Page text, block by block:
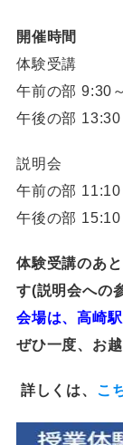
開催時間
体験受講
午前の部 9:30
午後の部
説明会
午前の部
午後の部
体験受講のあ
す(説明会への
会場は、高崎
ぜひ一度、お越
詳しくは、 こ